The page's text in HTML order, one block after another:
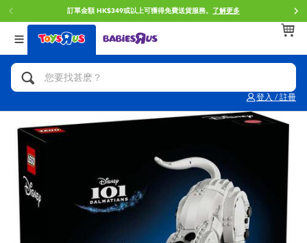
訂單金額 HK$349或以上可獲得免費送貨服務。 了解更多
登入 / 註冊
返回
分類目錄
人氣英雄,角色扮演,射擊玩具
單車,滑板車,騎乘車
玩具車,貨車,火車及遙控系列
手工藝,文具,蠟筆,泥膠,畫板
返回
品牌
Brunch Brother 早午餐兄弟
Toy Story反斗奇兵
Mini Brands
返回
年齢
0~2歳